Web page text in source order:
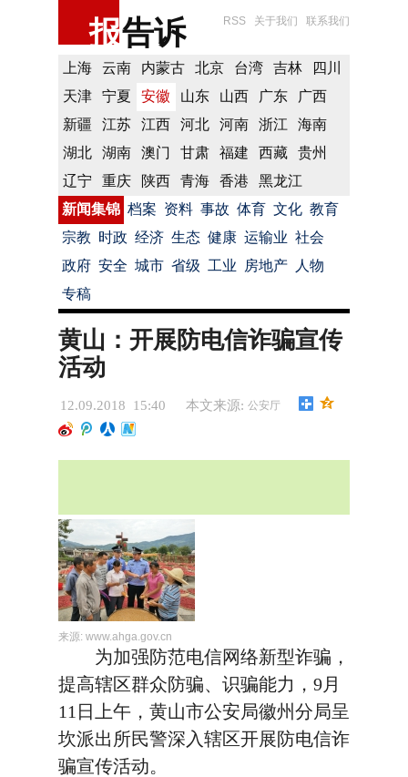
报告诉 RSS 关于我们 联系我们
上海 云南 内蒙古 北京 台湾 吉林
四川
天津
宁夏 安徽 山东 山西 广东
广西
新疆
江苏 江西 河北 河南 浙江
海南
湖北
湖南 澳门 甘肃 福建 西藏
贵州
辽宁
重庆 陕西 青海 香港
黑龙江
新闻集锦 档案 资料 事故 体育 文化 教育
宗教 时政 经济 生态 健康 运输业 社会
政府 安全 城市 省级 工业 房地产
人物
专稿
黄山：开展防电信诈骗宣传
活动
12.09.2018 15:40 本文来源: 公安厅
来源: www.ahga.gov.cn
为加强防范电信网络新型诈骗，
提高辖区群众防骗、识骗能力，9月
11日上午，黄山市公安局徽州分局呈
坎派出所民警深入辖区开展防电信诈
骗宣传活动。